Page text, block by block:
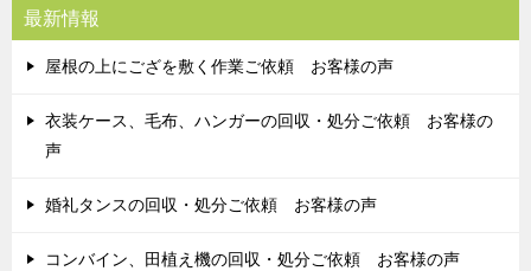
最新情報
屋根の上にござを敷く作業ご依頼 お客様の声
衣装ケース、毛布、ハンガーの回収・処分ご依頼 お客様の
声
婚礼タンスの回収・処分ご依頼 お客様の声
コンバイン、田植え機の回収・処分ご依頼 お客様の声